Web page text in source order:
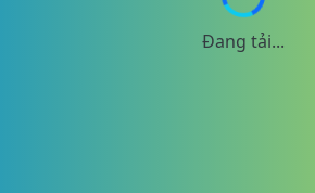
Đang tải...